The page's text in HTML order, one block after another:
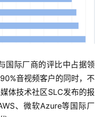
国际厂商的评比中占据领
音视频客户的同时，不
体技术社区SLC发布的报
、微软Azure等国际厂